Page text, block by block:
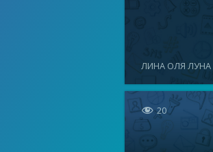
ЛИНА ОЛЯ ЛУНА
 20